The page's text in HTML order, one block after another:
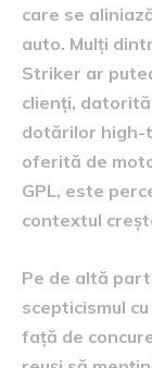
care se
auto. Mulți
Striker ar
clienți,
dotărilor high-
oferită de
GPL, este
contextul
Pe de altă
scepticismul
față de